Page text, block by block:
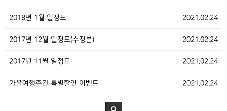
2021.02.24
2018년 1월 일정표
2021.02.24
2017년 12월 일정표(수정본)
2021.02.24
2017년 11월 일정표
2021.02.24
가을여행주간 특별할인 이벤트